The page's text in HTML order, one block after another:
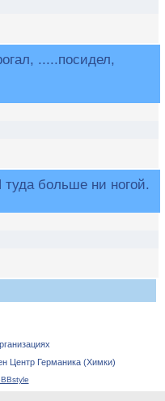
.....посидел,
больше ни ногой.
Центр Германика (Химки)